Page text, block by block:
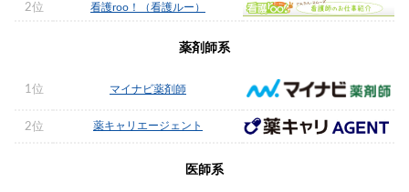
2位 看護roo！（看護ルー）
薬剤師系
1位 マイナビ薬剤師
2位 薬キャリエージェント
医師系